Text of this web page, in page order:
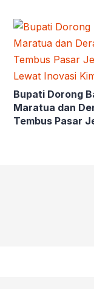
Bupati Dorong
Maratua dan
Tembus Pasar